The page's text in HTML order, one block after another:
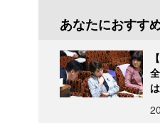
あなたにおすす